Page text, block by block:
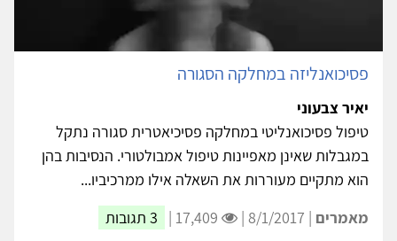
פסיכואנליזה במחלקה הסגורה
יאיר צבעוני
טיפול פסיכואנליטי במחלקה פסיכיאטרית סגורה נתקל
במגבלות שאינן מאפיינות טיפול אמבולטורי. הנסיבות בהן
הוא מתקיים מעוררות את השאלה אילו ממרכיביו...
מאמרים | 8/1/2017 | 3 תגובות